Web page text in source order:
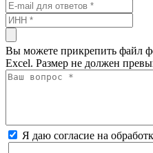
Вы можете прикрепить файл
Excel. Размер не должен
Я даю согласие на